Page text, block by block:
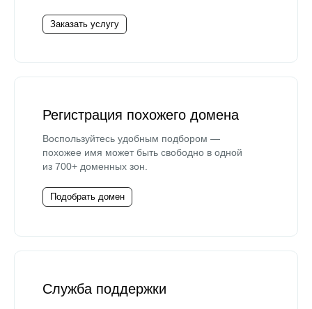
Заказать услугу
Регистрация похожего домена
Воспользуйтесь удобным подбором —
похожее имя может быть свободно в одной
из 700+ доменных зон.
Подобрать домен
Служба поддержки